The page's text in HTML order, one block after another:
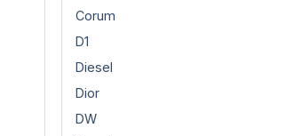
Corum
D1
Diesel
Dior
DW